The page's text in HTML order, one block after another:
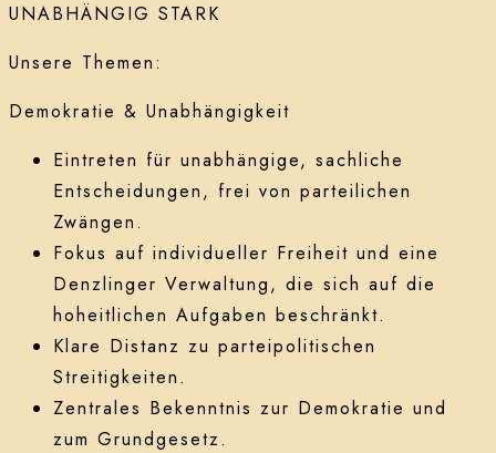
UNABHÄNGIG STARK
Unsere Themen:
Demokratie & Unabhängigkeit
Eintreten für unabhängige, sachliche
Entscheidungen, frei von parteilichen
Zwängen.
Fokus auf individueller Freiheit und eine
Denzlinger Verwaltung, die sich auf die
hoheitlichen Aufgaben beschränkt.
Klare Distanz zu parteipolitischen
Streitigkeiten.
Zentrales Bekenntnis zur Demokratie und
zum Grundgesetz.